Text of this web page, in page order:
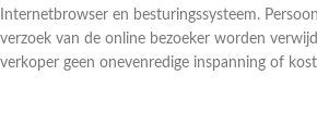
Internetbrowser en besturingssysteem.
verzoek van de online bezoeker worden
verkoper geen onevenredige inspanning of